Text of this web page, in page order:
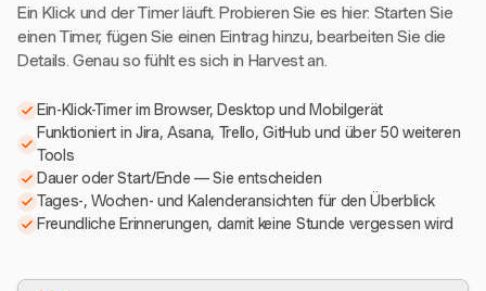
Ein Klick und der Timer läuft. Probieren Sie es hier: Starten Sie
einen Timer, fügen Sie einen Eintrag hinzu, bearbeiten Sie die
Details. Genau so fühlt es sich in Harvest an.
Ein-Klick-Timer im Browser, Desktop und Mobilgerät
Funktioniert in Jira, Asana, Trello, GitHub und über 50 weiteren
Tools
Dauer oder Start/Ende — Sie entscheiden
Tages-, Wochen- und Kalenderansichten für den Überblick
Freundliche Erinnerungen, damit keine Stunde vergessen wird